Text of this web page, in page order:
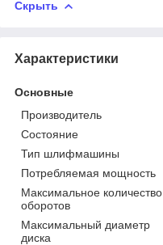
Скрыть
Характеристики
Основные
Производитель
Состояние
Тип шлифмашины
Потребляемая мощность
Максимальное количество
оборотов
Максимальный диаметр
диска